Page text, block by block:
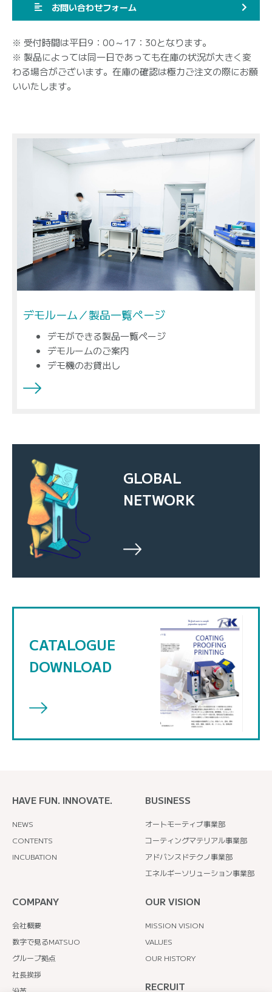
お問い合わせフォーム
※ 受付時間は平日9：00～17：30となります。
※ 製品によっては同一日であっても在庫の状況が大きく変
わる場合がございます。在庫の確認は極力ご注文の際にお願
いいたします。
デモルーム／製品一覧ページ
デモができる製品一覧ページ
デモルームのご案内
デモ機のお貸出し
GLOBAL
NETWORK
CATALOGUE
DOWNLOAD
HAVE FUN. INNOVATE.
NEWS
CONTENTS
INCUBATION
BUSINESS
オートモーティブ事業部
コーティングマテリアル事業部
アドバンスドテクノ事業部
エネルギーソリューション事業部
COMPANY
会社概要
数字で見るMATSUO
グループ拠点
社長挨拶
OUR VISION
MISSION VISION
VALUES
OUR HISTORY
RECRUIT